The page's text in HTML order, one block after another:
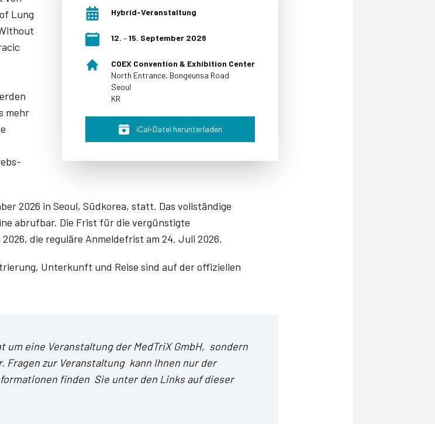
Hybrid-Veranstaltung
12. –15. September 2026
COEX Convention & Exhibition Center
North Entrance, Bongeunsa Road
Seoul
KR
iCal‑Datei herunterladen
Lung
mehr
2026 in Seoul, Südkorea, statt. Das vollständige
abrufbar. Die Frist für die vergünstigte
die reguläre Anmeldefrist am 24. Juli 2026.
Unterkunft und Reise sind auf der offiziellen
um eine Veranstaltung der MedTriX GmbH, sondern
Fragen zur Veranstaltung kann Ihnen nur der
finden Sie unter den Links auf dieser